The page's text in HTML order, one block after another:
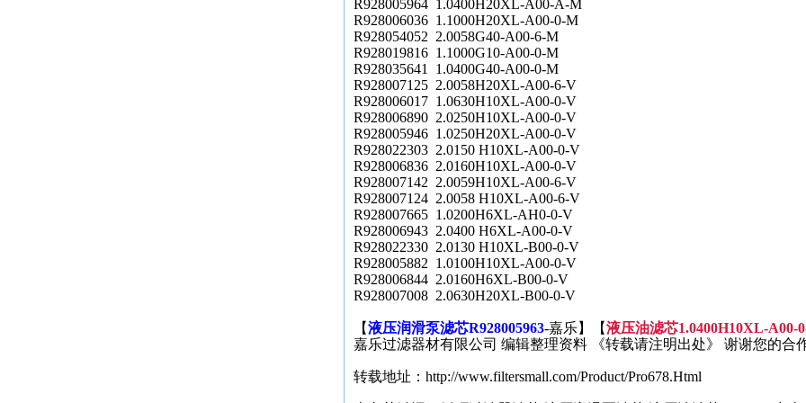
R928005964 1.0400H20XL-A00-A-M
R928006036 1.1000H20XL-A00-0-M
R928054052 2.0058G40-A00-6-M
R928019816 1.1000G10-A00-0-M
R928035641 1.0400G40-A00-0-M
R928007125 2.0058H20XL-A00-6-V
R928006017 1.0630H10XL-A00-0-V
R928006890 2.0250H10XL-A00-0-V
R928005946 1.0250H20XL-A00-0-V
R928022303 2.0150 H10XL-A00-0-V
R928006836 2.0160H10XL-A00-0-V
R928007142 2.0059H10XL-A00-6-V
R928007124 2.0058 H10XL-A00-6-V
R928007665 1.0200H6XL-AH0-0-V
R928006943 2.0400 H6XL-A00-0-V
R928022330 2.0130 H10XL-B00-0-V
R928005882 1.0100H10XL-A00-0-V
R928006844 2.0160H6XL-B00-0-V
R928007008 2.0630H20XL-B00-0-V
【液压润滑泵滤芯R928005963-嘉乐】【液压油滤芯1.0400H10XL-A00-
嘉乐过滤器材有限公司 编辑整理资料 《转载请注明出处》 谢谢您的合
转载地址：http://www.filtersmall.com/Product/Pro678.Html